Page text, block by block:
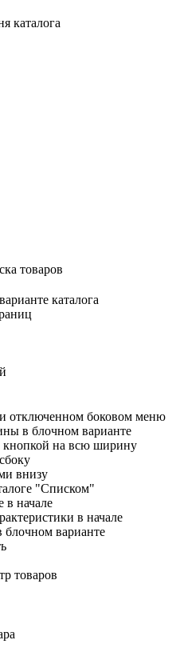
каталога
товаров
каталога
отключенном боковом меню
в блочном варианте
"Списком"
блочном варианте
товаров